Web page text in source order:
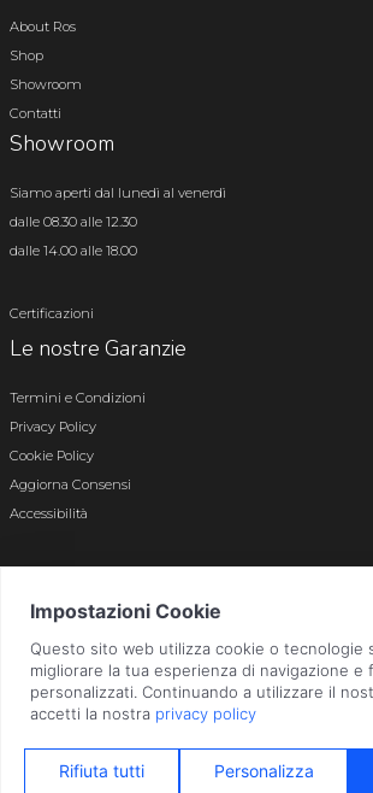
About Ros
Shop
Showroom
Contatti
Showroom
Siamo aperti dal lunedì al venerdì
dalle 08.30 alle 12.30
dalle 14.00 alle 18.00
Certificazioni
Le nostre Garanzie
Termini e Condizioni
Privacy Policy
Cookie Policy
Aggiorna Consensi
Accessibilità
Bergamo n. 01496180165 · Capitale Sociale i.v.